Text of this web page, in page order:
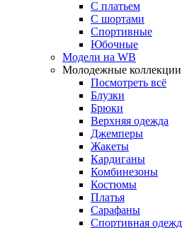
С платьем
С шортами
Спортивные
Юбочные
Модели на WB
Молодежные коллекции
Посмотреть всё
Блузки
Брюки
Верхняя одежда
Джемперы
Жакеты
Кардиганы
Комбинезоны
Костюмы
Платья
Сарафаны
Спортивная